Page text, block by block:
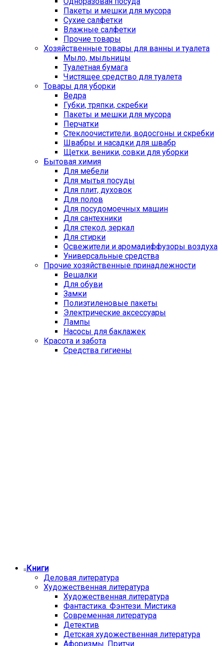
Пакеты и мешки для мусора
Сухие салфетки
Влажные салфетки
Прочие товары
Хозяйственные товары для ванны и туалета
Мыло, мыльницы
Туалетная бумага
Чистящее средство для туалета
Товары для уборки
Ведра
Губки, тряпки, скребки
Пакеты и мешки для мусора
Перчатки
Стеклоочистители, водосгоны и скребки
Швабры и насадки для швабр
Щетки, веники, совки для уборки
Бытовая химия
Для мебели
Для мытья посуды
Для плит, духовок
Для полов
Для посудомоечных машин
Для сантехники
Для стекол, зеркал
Для стирки
Освежители и аромадиффузоры воздуха
Универсальные средства
Прочие хозяйственные принадлежности
Вешалки
Для обуви
Замки
Полиэтиленовые пакеты
Электрические аксессуары
Лампы
Насосы для баклажек
Красота и забота
Средства гигиены
Книги
Деловая литература
Художественная литература
Художественная литература
Фантастика. Фэнтези. Мистика
Современная литература
Детектив
Детская художественная литература
Афоризмы. Притчи